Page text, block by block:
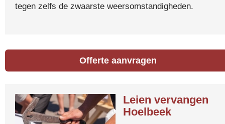
tegen zelfs de zwaarste weersomstandigheden.
Offerte aanvragen
Leien vervangen
Hoelbeek